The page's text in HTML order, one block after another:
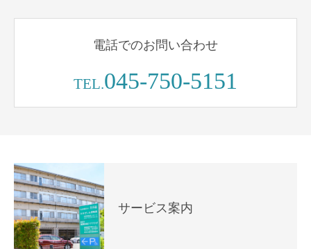
電話でのお問い合わせ
TEL.045-750-5151
サービス案内